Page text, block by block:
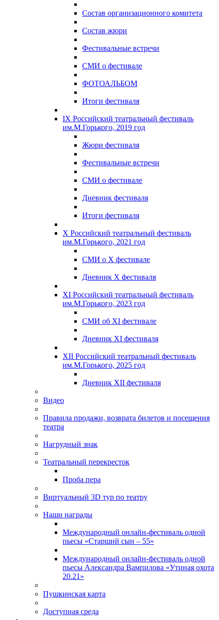
Состав организационного комитета
Состав жюри
Фестивальные встречи
СМИ о фестивале
ФОТОАЛЬБОМ
Итоги фестиваля
IX Российский театральный фестиваль
им.М.Горького, 2019 год
Жюри фестиваля
Фестивальные встречи
СМИ о фестивале
Дневник фестиваля
Итоги фестиваля
X Российский театральный фестиваль
им.М.Горького, 2021 год
СМИ о X фестивале
Дневник X фестиваля
XI Российский театральный фестиваль
им.М.Горького, 2023 год
СМИ об XI фестивале
Дневник XI фестиваля
XII Российский театральный фестиваль
им.М.Горького, 2025 год
Дневник XII фестиваля
Видео
Правила продажи, возврата билетов и посещения
театра
Нагрудный знак
Театральный перекресток
Проба пера
Виртуальный 3D тур по театру
Наши награды
Международный онлайн-фестиваль одной
пьесы «Старший сын – 55»
Международный онлайн-фестиваль одной
пьесы Александра Вампилова «Утиная охота
20.21»
Пушкинская карта
Доступная среда